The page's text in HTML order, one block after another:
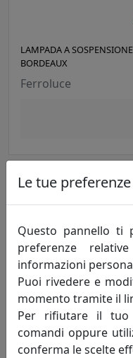
LAMPADA A
BORDEAUX
Ferroluce
LAMPADA A
C1692 BORDEAUX
Ferroluce
Le tue
Questo pannello ti
preferenze
informazioni
Puoi rivedere e
momento tramite il
Per rifiutare il tuo
comandi oppure
conferma le scelte